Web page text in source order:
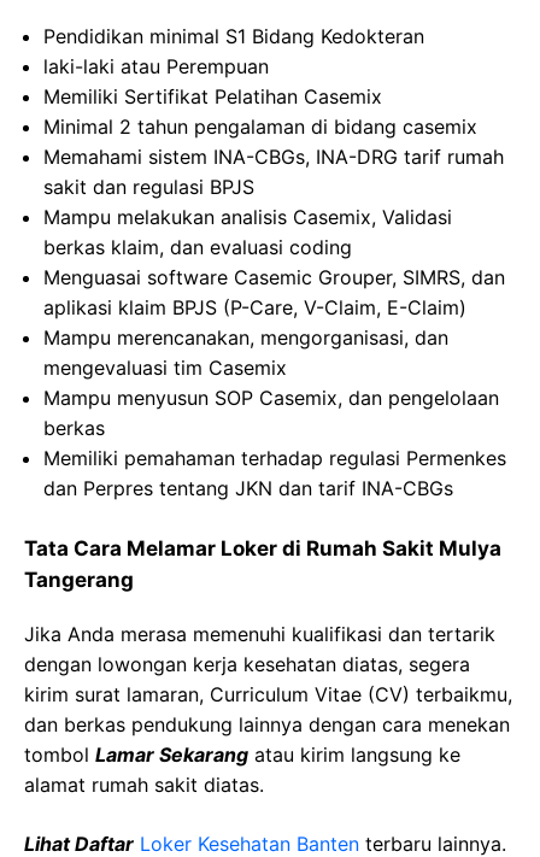
Pendidikan minimal S1 Bidang Kedokteran
laki-laki atau Perempuan
Memiliki Sertifikat Pelatihan Casemix
Minimal 2 tahun pengalaman di bidang casemix
Memahami sistem INA-CBGs, INA-DRG tarif rumah
sakit dan regulasi BPJS
Mampu melakukan analisis Casemix, Validasi
berkas klaim, dan evaluasi coding
Menguasai software Casemic Grouper, SIMRS, dan
aplikasi klaim BPJS (P-Care, V-Claim, E-Claim)
Mampu merencanakan, mengorganisasi, dan
mengevaluasi tim Casemix
Mampu menyusun SOP Casemix, dan pengelolaan
berkas
Memiliki pemahaman terhadap regulasi Permenkes
dan Perpres tentang JKN dan tarif INA-CBGs
Tata Cara Melamar Loker di Rumah Sakit Mulya
Tangerang
Jika Anda merasa memenuhi kualifikasi dan tertarik
dengan lowongan kerja kesehatan diatas, segera
kirim surat lamaran, Curriculum Vitae (CV) terbaikmu,
dan berkas pendukung lainnya dengan cara menekan
tombol Lamar Sekarang atau kirim langsung ke
alamat rumah sakit diatas.
Lihat Daftar Loker Kesehatan Banten terbaru lainnya.